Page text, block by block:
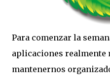
Para comenzar la
aplicaciones realmente
mantenernos